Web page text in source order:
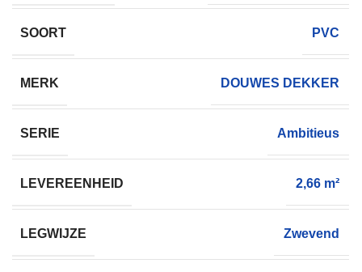
SOORT PVC
MERK DOUWES DEKKER
SERIE Ambitieus
LEVEREENHEID 2,66 m²
LEGWIJZE Zwevend